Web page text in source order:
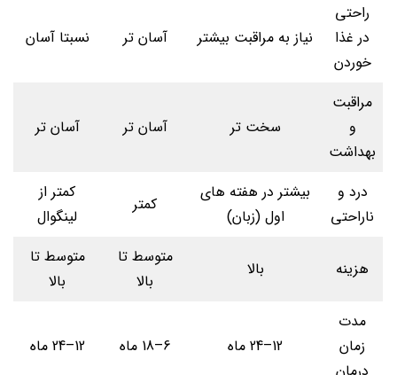
راحتی
در غذا
خوردن
نیاز به مراقبت بیشتر آسان تر نسبتا آسان
مراقبت
و
بهداشت
سخت تر آسان تر آسان تر
درد و
ناراحتی
بیشتر در هفته های
اول (زبان)
کمتر
کمتر از
لینگوال
هزینه بالا
متوسط تا
بالا
متوسط تا
بالا
مدت
زمان
12–24 ماه 6–18 ماه 12–24 ماه